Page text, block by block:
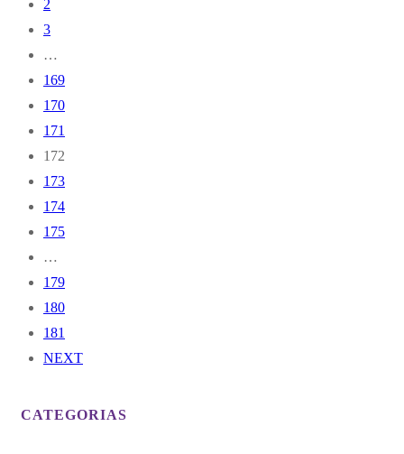
2
3
…
169
170
171
172
173
174
175
…
179
180
181
NEXT
CATEGORIAS